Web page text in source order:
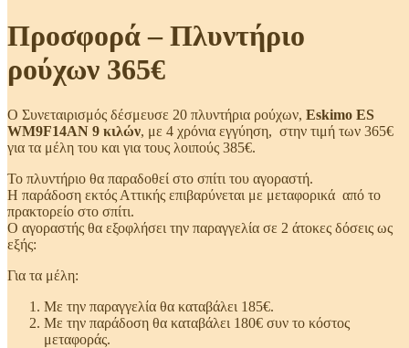
Προσφορά – Πλυντήριο
ρούχων 365€
Ο Συνεταιρισμός δέσμευσε 20 πλυντήρια ρούχων, Eskimo ES
WM9F14AN 9 κιλών, με 4 χρόνια εγγύηση, στην τιμή των 365€
για τα μέλη του και για τους λοιπούς 385€.
Το πλυντήριο θα παραδοθεί στο σπίτι του αγοραστή.
Η παράδοση εκτός Αττικής επιβαρύνεται με μεταφορικά από το
πρακτορείο στο σπίτι.
Ο αγοραστής θα εξοφλήσει την παραγγελία σε 2 άτοκες δόσεις ως
εξής:
Για τα μέλη:
Με την παραγγελία θα καταβάλει 185€.
Με την παράδοση θα καταβάλει 180€ συν το κόστος
μεταφοράς.